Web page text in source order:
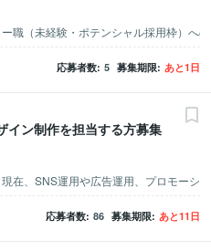
応募者数 5 募集期限 あと1日
イン制作を担当する方募集
応募者数 86 募集期限 あと11日